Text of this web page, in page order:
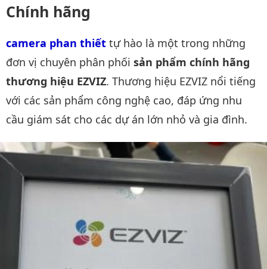
Chính hãng
camera phan thiết tự hào là một trong những
đơn vị chuyên phân phối sản phẩm chính hãng
thương hiệu EZVIZ. Thương hiệu EZVIZ nổi tiếng
với các sản phẩm công nghệ cao, đáp ứng nhu
cầu giám sát cho các dự án lớn nhỏ và gia đình.